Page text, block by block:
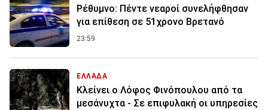
Ρέθυμνο: Πέντε νεαροί συνελήφθησαν
για επίθεση σε 51χρονο Βρετανό
23:59
ΕΛΛΑΔΑ
Κλείνει ο Λόφος Φινόπουλου από τα
μεσάνυχτα - Σε επιφυλακή οι υπηρεσίες